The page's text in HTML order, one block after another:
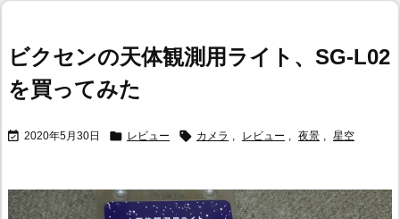
ビクセンの天体観測用ライト、SG-L02
を買ってみた
 2020年5月30日  レビュー  カメラ , レビュー , 夜景 , 星空